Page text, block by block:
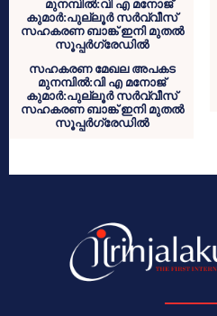
സഹകരണ മേഖല അപകട
മുനമ്പില്‍:വി എ മനോജ്
കുമാര്‍:പുല്ലൂര്‍ സര്‍വ്വീസ്
സഹകരണ ബാങ്ക് ഇനി മുതല്‍
സൂപ്പര്‍ഗ്രേഡില്‍